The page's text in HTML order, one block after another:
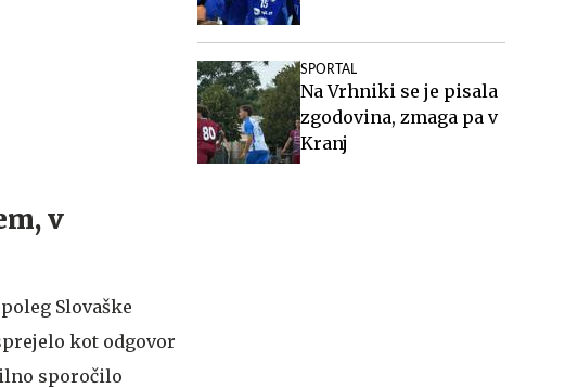
v
Slovaške
kot odgovor
sporočilo
SPORTAL
Na Vrhniki se je pisala
zgodovina, zmaga pa v
Kranj